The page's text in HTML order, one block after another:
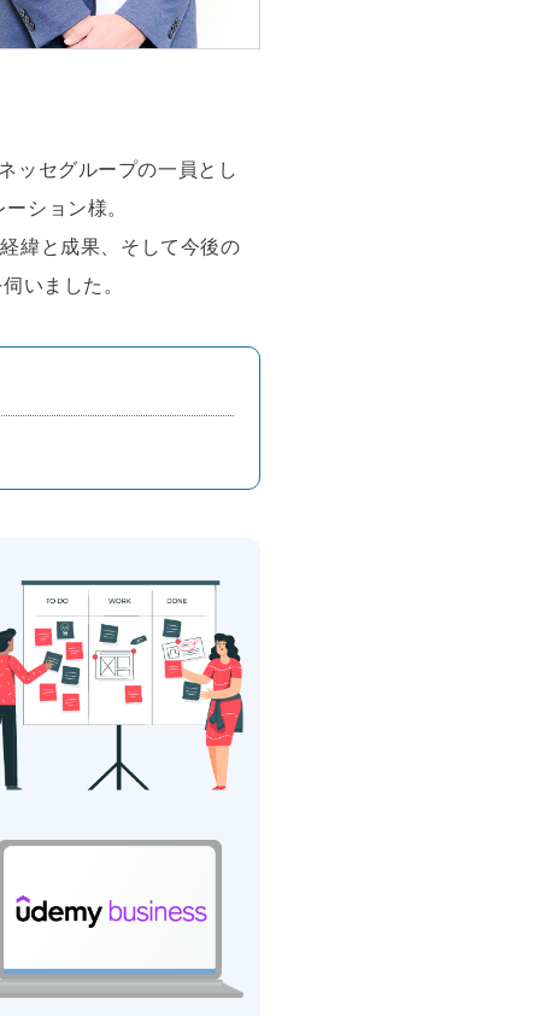
ッセグループの一員とし
ション様。
緯と成果、そして今後の
いました。